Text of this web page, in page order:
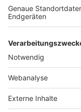
Nutzungsbedingungen